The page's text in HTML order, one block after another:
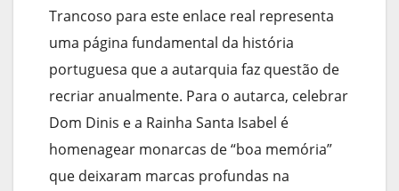
Trancoso para este enlace real representa
uma página fundamental da história
portuguesa que a autarquia faz questão de
recriar anualmente. Para o autarca, celebrar
Dom Dinis e a Rainha Santa Isabel é
homenagear monarcas de “boa memória”
que deixaram marcas profundas na